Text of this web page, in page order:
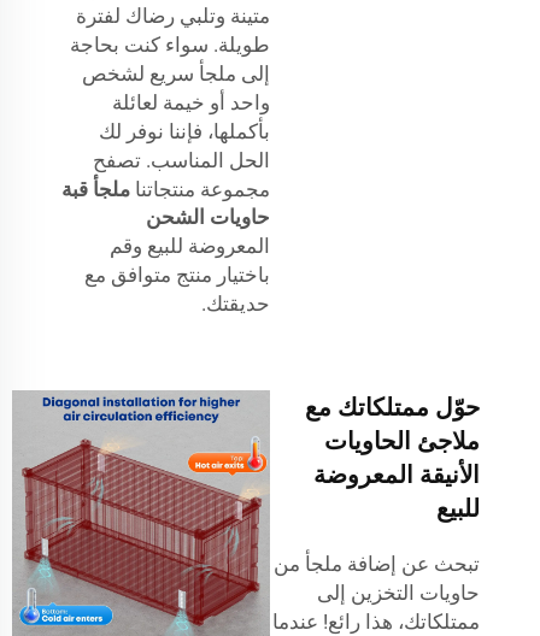
متينة وتلبي رضاك لفترة
طويلة. سواء كنت بحاجة
إلى ملجأ سريع لشخص
واحد أو خيمة لعائلة
بأكملها، فإننا نوفر لك
الحل المناسب. تصفح
مجموعة منتجاتنا ملجأ قبة
حاويات الشحن
المعروضة للبيع وقم
باختيار منتج متوافق مع
حديقتك.
حوّل ممتلكاتك مع
ملاجئ الحاويات
الأنيقة المعروضة
للبيع
تبحث عن إضافة ملجأ من
حاويات التخزين إلى
ممتلكاتك، هذا رائع! عندما